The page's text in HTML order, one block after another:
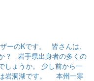
ーのKです。 皆さんは、
？ 岩手県出身者の多くの
しょうか。 少し前から一
岩洞湖です。 本州一寒